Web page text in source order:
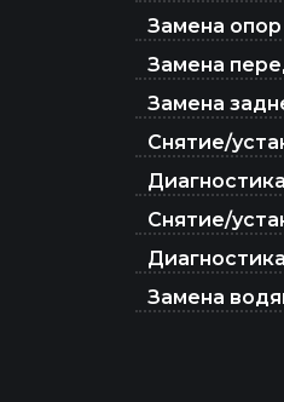
Замена
Замена
Замена
Снятие/
Снятие/
Замена